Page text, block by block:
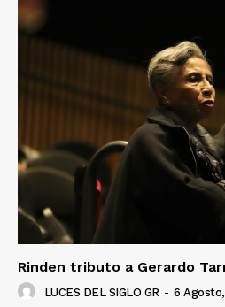
Rinden tributo a Gerardo
LUCES DEL SIGLO GR - 6